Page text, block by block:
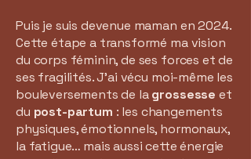
Puis je suis devenue maman en 2024.
Cette étape a transformé ma vision
du corps féminin, de ses forces et de
ses fragilités. J’ai vécu moi-même les
bouleversements de lagrossesse et
du post-partum : les changements
physiques, émotionnels, hormonaux,
la fatigue… mais aussi cette énergie